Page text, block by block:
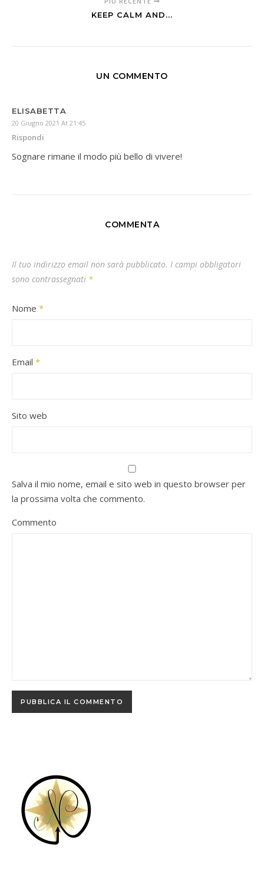
KEEP CALM AND...
UN COMMENTO
ELISABETTA
20 Giugno 2021 At 21:45
Rispondi
Sognare rimane il modo più bello di vivere!
COMMENTA
Il tuo indirizzo email non sarà pubblicato. I campi obbligatori
sono contrassegnati *
Nome *
Email *
Sito web
Salva il mio nome, email e sito web in questo browser per
la prossima volta che commento.
Commento